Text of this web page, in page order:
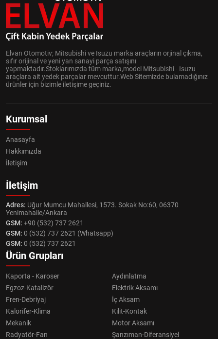
Elvan Otomotiv; Mitsubishi ve Isuzu marka araçların orjinal çıkma,
sıfır orijinal ve yeni yan sanayi parça satışını
yapmaktadır.Stoklarımızda tüm marka,model Mitsubishi - Isuzu
araçlara ait yedek parçalar mevcuttur.Web Sitemizde bulamadığınız
ürünler için bizimle iletişime geçiniz.
Kurumsal
Anasayfa
Hakkımızda
İletişim
İletişim
Adres: Uğur Mumcu Mahallesi, 1573. Sokak No:60, 06370
Yenimahalle/Ankara
GSM: +90 (532) 737 2621
GSM: 0 (532) 737 2621 (Whatsapp)
GSM: 0 (532) 737 2621
Ürün Grupları
Kaporta - Karoser
Aydınlatma
Egzoz-Katalizör
Elektrik Aksamı
Fren-Debriyaj
İç Aksam
Kalorifer-Klima
Kilit-Kontak
Mekanik
Motor Aksamı
Radyatör-Fan
Şanzıman-Diferansiyel